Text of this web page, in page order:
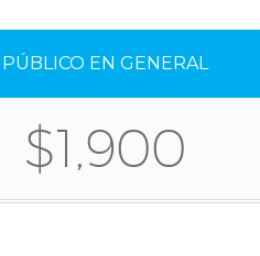
PÚBLICO EN GENERAL
$1,900